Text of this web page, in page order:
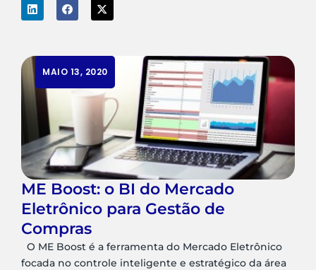
MAIO 13, 2020
ME Boost: o BI do Mercado
Eletrônico para Gestão de
Compras
O ME Boost é a ferramenta do Mercado Eletrônico
focada no controle inteligente e estratégico da área